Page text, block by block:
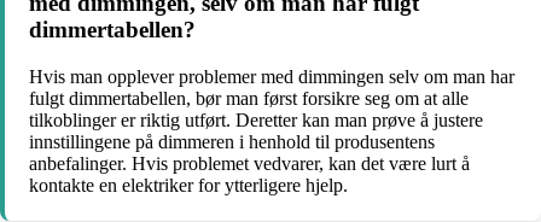
dimmertabellen?
Hvis man opplever problemer med dimmingen selv om man har
fulgt dimmertabellen, bør man først forsikre seg om at alle
tilkoblinger er riktig utført. Deretter kan man prøve å justere
innstillingene på dimmeren i henhold til produsentens
anbefalinger. Hvis problemet vedvarer, kan det være lurt å
kontakte en elektriker for ytterligere hjelp.